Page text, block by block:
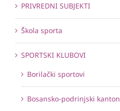
PRIVREDNI SUBJEKTI
Škola sporta
SPORTSKI KLUBOVI
Borilački sportovi
Bosansko-podrinjski kanton